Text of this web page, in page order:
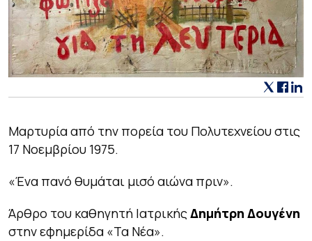
Μαρτυρία από την πορεία του Πολυτεχνείου στις
17 Νοεμβρίου 1975.
«Ένα πανό θυμάται μισό αιώνα πριν».
Άρθρο του καθηγητή ΙατρικήςΔημήτρη Δουγένη
στην εφημερίδα «Τα Νέα».